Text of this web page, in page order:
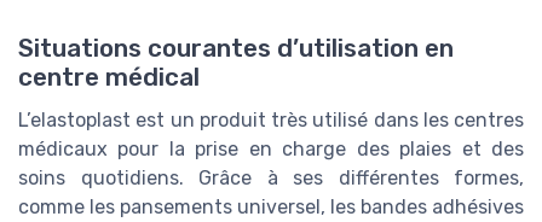
Situations courantes d’utilisation en
centre médical
L’elastoplast est un produit très utilisé dans les centres
médicaux pour la prise en charge des plaies et des
soins quotidiens. Grâce à ses différentes formes,
comme les pansements universel, les bandes adhésives